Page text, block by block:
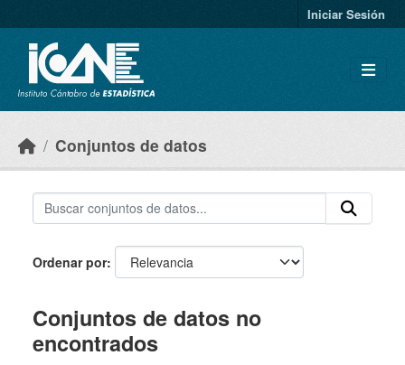
Iniciar Sesión
Conjuntos de datos
Ordenar por
Conjuntos de datos no
encontrados